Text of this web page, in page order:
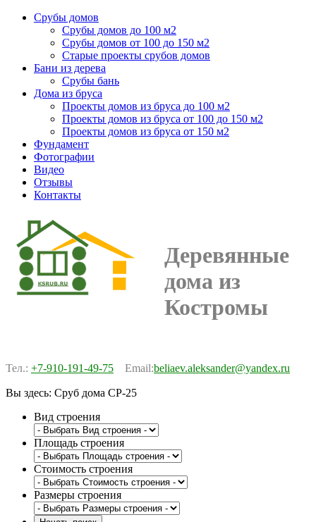
Срубы домов
Срубы домов до 100 м2
Срубы домов от 100 до 150 м2
Старые проекты срубов домов
Бани из дерева
Срубы бань
Дома из бруса
Проекты домов из бруса до 100 м2
Проекты домов из бруса от 100 до 150 м2
Проекты домов из бруса от 150 м2
Фундамент
Фотографии
Видео
Отзывы
Контакты
Деревянные
дома из
Костромы
Тел.: +7-910-191-49-75 Email:beliaev.aleksander@yandex.ru
Вы здесь: Сруб дома СР-25
Вид строения
Площадь строения
Стоимость строения
Размеры строения